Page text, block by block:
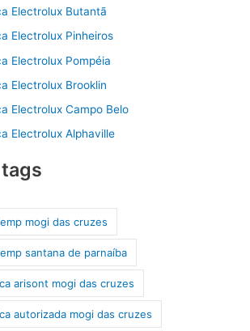
Electrolux Butantã
Electrolux Pinheiros
Electrolux Pompéia
Electrolux Brooklin
Electrolux Campo Belo
Electrolux Alphaville
mogi das cruzes
santana de parnaíba
arisont mogi das cruzes
autorizada mogi das cruzes